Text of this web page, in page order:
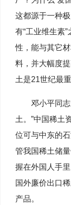
这都源于一种
有“工业维生素
性，能与其它
料，并大幅度
土是21世纪最
邓小平同
土。”中国稀土
位可与中东的
管我国稀土储
握在外国人手
国外廉价出口
产品。